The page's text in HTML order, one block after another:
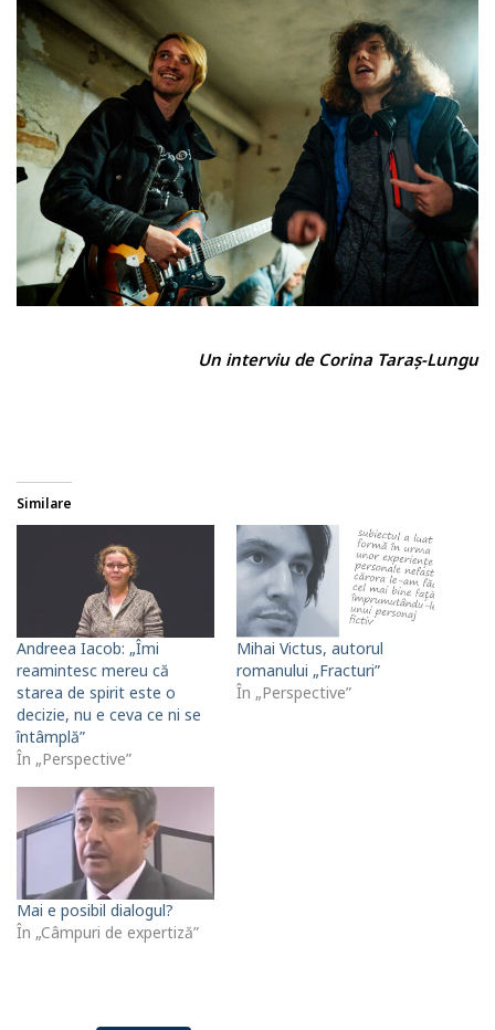
Un interviu de Corina Taraș-Lungu
Similare
Andreea Iacob: „Îmi
reamintesc mereu că
starea de spirit este o
decizie, nu e ceva ce ni se
întâmplă”
În „Perspective”
Mihai Victus, autorul
romanului „Fracturi”
În „Perspective”
Mai e posibil dialogul?
În „Câmpuri de expertiză”